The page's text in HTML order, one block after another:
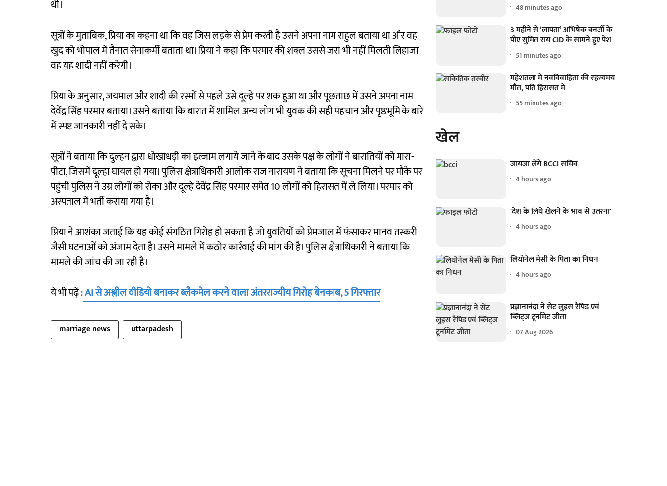
थी।
सूत्रों के मुताबिक, प्रिया का कहना था कि वह जिस लड़के से प्रेम करती है उसने अपना नाम राहुल बताया था और वह
खुद को भोपाल में तैनात सेनाकर्मी बताता था। प्रिया ने कहा कि परमार की शक्ल उससे जरा भी नहीं मिलती लिहाजा
वह यह शादी नहीं करेगी।
प्रिया के अनुसार, जयमाल और शादी की रस्मों से पहले उसे दूल्हे पर शक हुआ था और पूछताछ में उसने अपना नाम
देवेंद्र सिंह परमार बताया। उसने बताया कि बारात में शामिल अन्य लोग भी युवक की सही पहचान और पृष्ठभूमि के बारे
में स्पष्ट जानकारी नहीं दे सके।
सूत्रों ने बताया कि दुल्हन द्वारा धोखाधड़ी का इल्जाम लगाये जाने के बाद उसके पक्ष के लोगों ने बारातियों को मारा-
पीटा, जिसमें दूल्हा घायल हो गया। पुलिस क्षेत्राधिकारी आलोक राज नारायण ने बताया कि सूचना मिलने पर मौके पर
पहुंची पुलिस ने उग्र लोगों को रोका और दूल्हे देवेंद्र सिंह परमार समेत 10 लोगों को हिरासत में ले लिया। परमार को
अस्पताल में भर्ती कराया गया है।
प्रिया ने आशंका जताई कि यह कोई संगठित गिरोह हो सकता है जो युवतियों को प्रेमजाल में फंसाकर मानव तस्करी
जैसी घटनाओं को अंजाम देता है। उसने मामले में कठोर कार्रवाई की मांग की है। पुलिस क्षेत्राधिकारी ने बताया कि
मामले की जांच की जा रही है।
ये भी पढ़ें :AI से अश्लील वीडियो बनाकर ब्लैकमेल करने वाला अंतरराज्यीय गिरोह बेनकाब, 5 गिरफ्तार
marriage news uttarpadesh
48 minutes ago
3 महीने से ‘लापता’ अभिषेक बनर्जी के
पीए सुमित राय CID के सामने हुए पेश
51 minutes ago
महेशतला में नवविवाहिता की रहस्यमय
मौत, पति हिरासत में
55 minutes ago
खेल
जायजा लेंगे BCCI सचिव
4 hours ago
'देश के लिये खेलने के भाव से उतरना'
4 hours ago
लियोनेल मेसी के पिता का निधन
4 hours ago
प्रज्ञानानंदा ने सेंट लुइस रैपिड एवं
ब्लिट्ज टूर्नामेंट जीता
07 Aug 2026